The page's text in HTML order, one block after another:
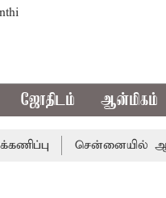
ஜோதிடம் ஆன்மிகம்
சென்னையில்